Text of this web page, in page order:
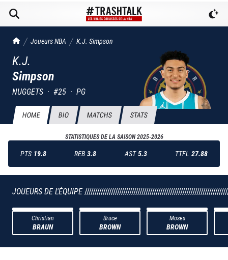
TrashTalk Actu NBA
Joueurs NBA K.J. Simpson
K.J.
Simpson
NUGGETS · #25 · PG
HOME BIO MATCHS STATS
STATISTIQUES DE LA SAISON2025-2026
PTS 19.8 REB 3.8 AST 5.3 TTFL 27.88
JOUEURS DE L'ÉQUIPE
Christian
BRAUN
Bruce
BROWN
Moses
BROWN